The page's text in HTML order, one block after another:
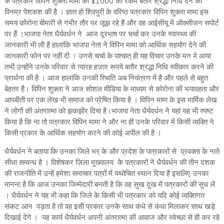
विनम्र पेशकश की है । ज्ञात हो शिवपुरी के वरिष्ठ पत्रकार विपिन शुक्ला मामा इस
समय कोरोना बीमारी से गंभीर तौर पर जूझ रहे हैं और वह आईसीयू में ऑक्सीजन सपोर्ट
पर हैं ।भाजपा नेता धैर्यवर्धन ने आज दूरभाष पर चर्चा कर उनके स्वास्थ्य की
जानकारी भी ली है हालांकि भाजपा नेता ने विपिन मामा को आर्थिक सहयोग देने की
जानकारी फोन पर नहीं दी । उनसे चर्चा के पश्चात् ही यह विचार उनके मन मे आया
तभी उन्होंने उनके परिवार से ग्यारह हज़ार रूपये बतौर श्रद्धा निधि स्वीकार करने की
प्रार्थना की है । आज हालांकि उनकी स्थिति अब नियंत्रण में है और पहले से बहुत
बेहतर है। विपिन शुक्ला ने आज सोशल मीडिया के माध्यम से कोरोना की भयावहता और
आपबीती पर एक लेख भी समाज को प्रेषित किया है । विपिन मामा के इस मार्मिक लेख
ने लोगों की अंतरात्मा को झकझोर दिया है।भाजपा नेता धैर्यवर्धन ने यहां यह भी स्पष्ट
किया है कि ना तो पत्रकार विपिन मामा ने और ना ही उनके परिवार में किसी व्यक्ति ने
किसी प्रकार के आर्थिक सहयोग करने की कोई अपील की है ।
धैर्यवर्धन ने बताया कि उनका जिले भर् के और प्रदेश के पत्रकारों से प्रवक्ता के नाते
सीधा सम्वन्ध है । विशेषकर ज़िला मुख्यालय के पत्रकारों ने धैर्यवर्धन की तीन दशक
की राजनीति में उन्हें हमेशा समाचार पत्रों में यथोचित स्थान दिया है इसलिए उनका
मानना है कि आज उनका जिम्मेदारी बनती है कि वह सुख दुख में पत्रकारों की सुध लें
। धैर्यवर्धन ने यह भी कहा कि जिले के किसी भी पत्रकार को यदि कोई व्यक्तिगत
संकट आन पड़ता है तो वह इसी प्रकार उनके साथ कंधे से कंधा मिलाकर साथ खड़े
दिखाई देंगे । यह कार्य धैर्यवर्धन अपनी अंतरात्मा की आवाज और स्वेच्छा से ही कर रहे